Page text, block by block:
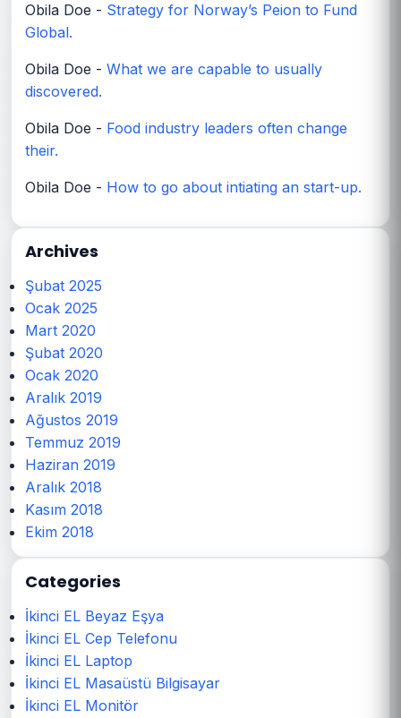
Obila Doe - Strategy for Norway’s Peion to Fund
Global.
Obila Doe - What we are capable to usually
discovered.
Obila Doe - Food industry leaders often change
their.
Obila Doe - How to go about intiating an start-up.
Archives
Şubat 2025
Ocak 2025
Mart 2020
Şubat 2020
Ocak 2020
Aralık 2019
Ağustos 2019
Temmuz 2019
Haziran 2019
Aralık 2018
Kasım 2018
Ekim 2018
Categories
İkinci EL Beyaz Eşya
İkinci EL Cep Telefonu
İkinci EL Laptop
İkinci EL Masaüstü Bilgisayar
İkinci EL Monitör